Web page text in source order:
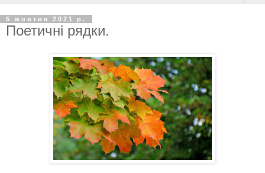
5 жовтня 2021 р.
Поетичні рядки.